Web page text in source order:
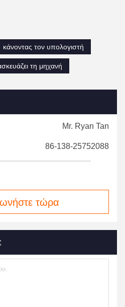
κάνοντας τον υπολογιστή
τη μηχανή
Mr. Ryan Tan
86-138-25752088
τώρα